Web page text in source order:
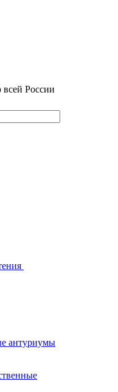
всей России
антуриумы